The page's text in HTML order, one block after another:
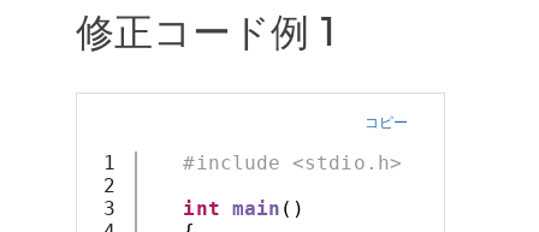
修正コード例 1
コピー
1
2
3
#include <stdio.h>
int main ()